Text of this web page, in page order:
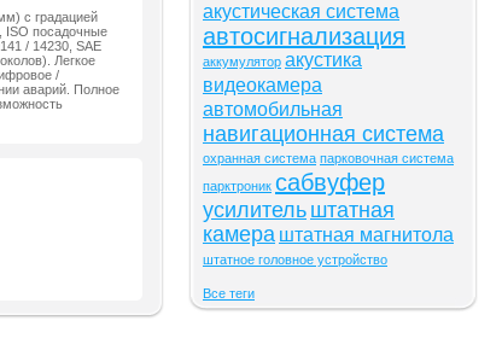
с градацией
ISO посадочные
/ 14230, SAE
Легкое
/
аварий. Полное
акустическая система
автосигнализация
аккумулятор акустика
видеокамера
автомобильная
навигационная система
охранная система парковочная система
парктроник сабвуфер
усилитель штатная
камера штатная магнитола
штатное головное устройство
Все теги